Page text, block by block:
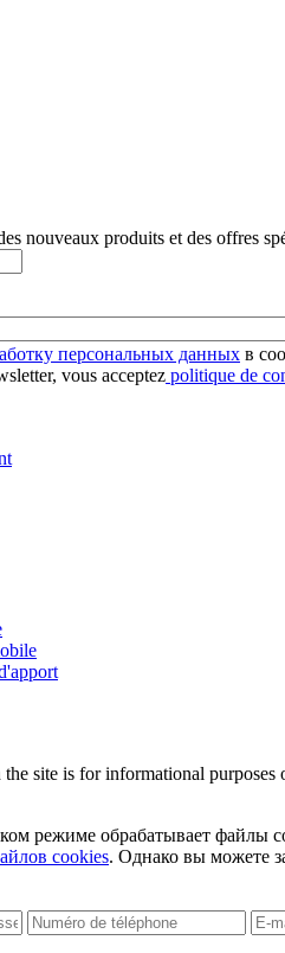
nouveaux produits et des offres
персональных данных в
vous acceptez politique de
site is for informational
режиме обрабатывает файлы
cookies. Однако вы можете